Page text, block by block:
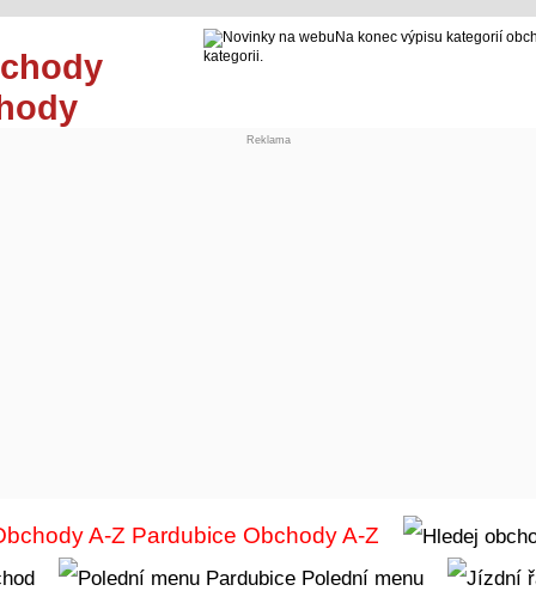
Na konec výpisu kategorií
kategorii.
Reklama
Obchody A-Z
Polední menu